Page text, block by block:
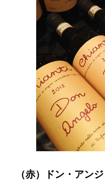
（赤）ドン・ア